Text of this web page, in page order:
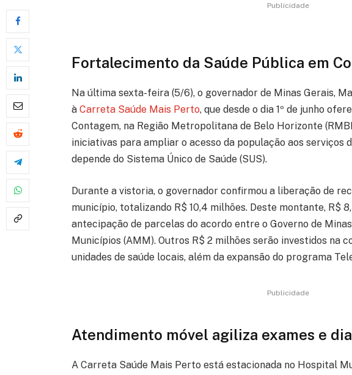
Publicidade
Fortalecimento da Saúde Pública em
Na última sexta-feira (5/6), o governador de Minas Gerais,
àCarreta Saúde Mais Perto, que desde o dia 1º de junho
Contagem, na Região Metropolitana de Belo Horizonte
iniciativas para ampliar o acesso da população aos serviços
depende do Sistema Único de Saúde (SUS).
Durante a vistoria, o governador confirmou a liberação de
município, totalizando R$ 10,4 milhões. Deste montante, R$
antecipação de parcelas do acordo entre o Governo de
Municípios (AMM). Outros R$ 2 milhões serão investidos na
unidades de saúde locais, além da expansão do programa
Publicidade
Atendimento móvel agiliza exames e
A Carreta Saúde Mais Perto está estacionada no Hospital